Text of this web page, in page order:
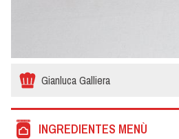
Gianluca Galliera
INGREDIENTES MENÙ